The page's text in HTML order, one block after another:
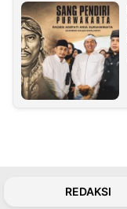
REDAKSI